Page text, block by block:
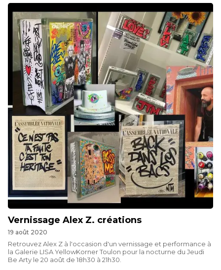
Vernissage Alex Z. créations
19 août 2020
Retrouvez Alex Z à l'occasion d'un vernissage et performance à
la Galerie LISA YellowKorner Toulon pour la nocturne du Jeudi
Be Arty le 20 août de 18h30 à 21h30.